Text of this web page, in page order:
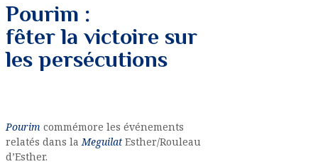
Pourim :
fêter la victoire sur
les persécutions
Pourim commémore les événements
relatés dans laMeguilat Esther/Rouleau
d’Esther.